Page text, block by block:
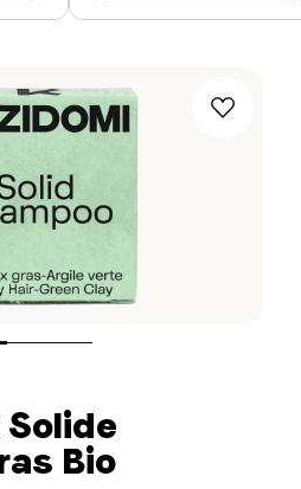
Solide
Bio